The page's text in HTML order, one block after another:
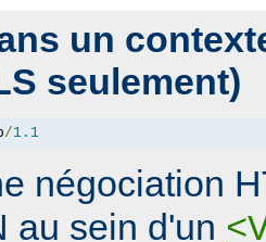
un
seulement)
/1.1
négociation
au sein d'un